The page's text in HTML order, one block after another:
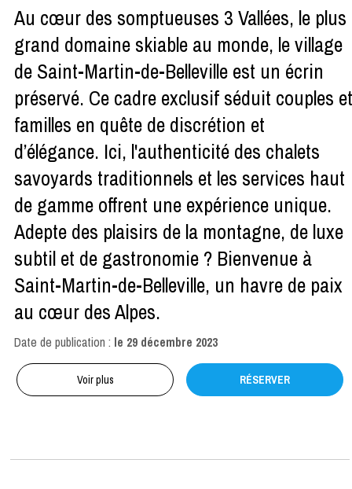
Au cœur des somptueuses 3 Vallées, le plus
grand domaine skiable au monde, le village
de Saint-Martin-de-Belleville est un écrin
préservé. Ce cadre exclusif séduit couples et
familles en quête de discrétion et
d’élégance. Ici, l'authenticité des chalets
savoyards traditionnels et les services haut
de gamme offrent une expérience unique.
Adepte des plaisirs de la montagne, de luxe
subtil et de gastronomie ? Bienvenue à
Saint-Martin-de-Belleville, un havre de paix
au cœur des Alpes.
Date de publication : le 29 décembre 2023
Voir plus RÉSERVER